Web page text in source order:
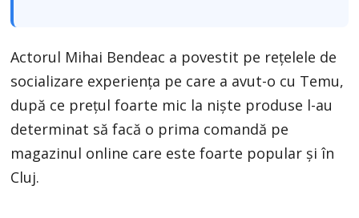
Actorul Mihai Bendeac a povestit pe rețelele de
socializare experiența pe care a avut-o cu Temu,
după ce prețul foarte mic la niște produse l-au
determinat să facă o prima comandă pe
magazinul online care este foarte popular și în
Cluj.